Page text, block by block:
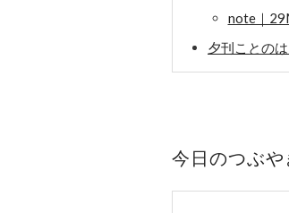
note｜
夕刊ことの
今日のつぶ